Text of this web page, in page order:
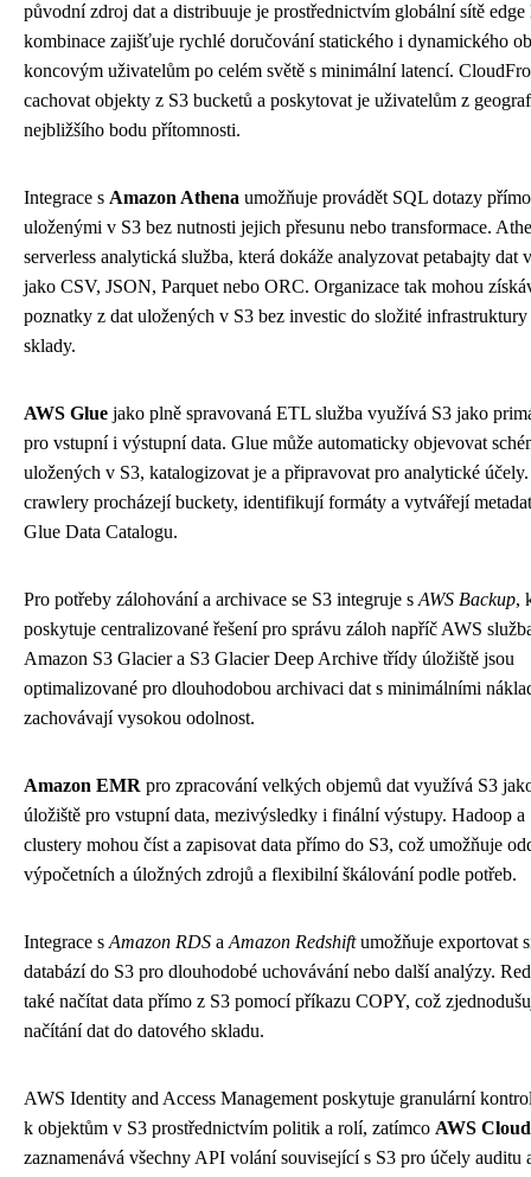
původní zdroj dat a distribuuje je prostřednictvím globální sítě edge
kombinace zajišťuje rychlé doručování statického i dynamického
koncovým uživatelům po celém světě s minimální latencí.
cachovat objekty z S3 bucketů a poskytovat je uživatelům z
nejbližšího bodu přítomnosti.
Integrace s Amazon Athena umožňuje provádět SQL dotazy
uloženými v S3 bez nutnosti jejich přesunu nebo transformace.
serverless analytická služba, která dokáže analyzovat petabajty dat
jako CSV, JSON, Parquet nebo ORC. Organizace tak mohou
poznatky z dat uložených v S3 bez investic do složité
sklady.
AWS Glue jako plně spravovaná ETL služba využívá S3 jako
pro vstupní i výstupní data. Glue může automaticky objevovat
uložených v S3, katalogizovat je a připravovat pro analytické
crawlery procházejí buckety, identifikují formáty a vytvářejí
Glue Data Catalogu.
Pro potřeby zálohování a archivace se S3 integruje s AWS Backup,
poskytuje centralizované řešení pro správu záloh napříč AWS
Amazon S3 Glacier a S3 Glacier Deep Archive třídy úložiště jsou
optimalizované pro dlouhodobou archivaci dat s minimálními
zachovávají vysokou odolnost.
Amazon EMR pro zpracování velkých objemů dat využívá S3
úložiště pro vstupní data, mezivýsledky i finální výstupy. Hadoop a
clustery mohou číst a zapisovat data přímo do S3, což umožňuje
výpočetních a úložných zdrojů a flexibilní škálování podle potřeb.
Integrace s Amazon RDS a Amazon Redshiftumožňuje exportovat
databází do S3 pro dlouhodobé uchovávání nebo další analýzy.
také načítat data přímo z S3 pomocí příkazu COPY, což
načítání dat do datového skladu.
AWS Identity and Access Management poskytuje granulární
k objektům v S3 prostřednictvím politik a rolí, zatímco AWS
zaznamenává všechny API volání související s S3 pro účely auditu